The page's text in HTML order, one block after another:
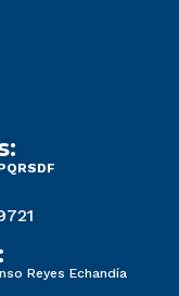
Reyes Echandía